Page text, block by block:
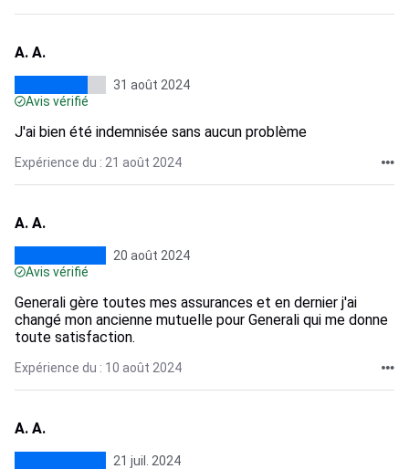
A. A.
31 août 2024
Avis vérifié
J'ai bien été indemnisée sans aucun problème
Expérience du : 21 août 2024
A. A.
20 août 2024
Avis vérifié
Generali gère toutes mes assurances et en dernier j'ai
changé mon ancienne mutuelle pour Generali qui me donne
toute satisfaction.
Expérience du : 10 août 2024
A. A.
21 juil. 2024